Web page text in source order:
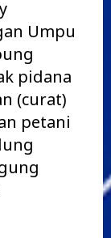
Umpu
pidana
(curat)
petani